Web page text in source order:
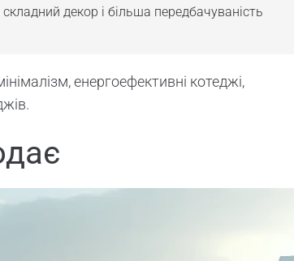
декор і більша передбачуваність
енергоефективні котеджі,